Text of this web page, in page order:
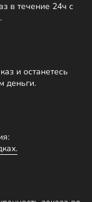
в течение 24ч с
и останетесь
деньги.